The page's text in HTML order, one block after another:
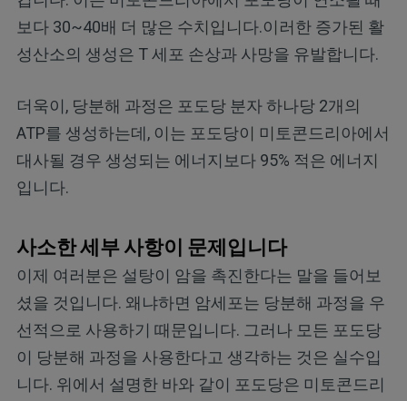
보다 30~40배 더 많은 수치입니다.이러한 증가된 활
성산소의 생성은 T 세포 손상과 사망을 유발합니다.
더욱이, 당분해 과정은 포도당 분자 하나당 2개의
ATP를 생성하는데, 이는 포도당이 미토콘드리아에서
대사될 경우 생성되는 에너지보다 95% 적은 에너지
입니다.
사소한 세부 사항이 문제입니다
이제 여러분은 설탕이 암을 촉진한다는 말을 들어보
셨을 것입니다. 왜냐하면 암세포는 당분해 과정을 우
선적으로 사용하기 때문입니다. 그러나 모든 포도당
이 당분해 과정을 사용한다고 생각하는 것은 실수입
니다. 위에서 설명한 바와 같이 포도당은 미토콘드리